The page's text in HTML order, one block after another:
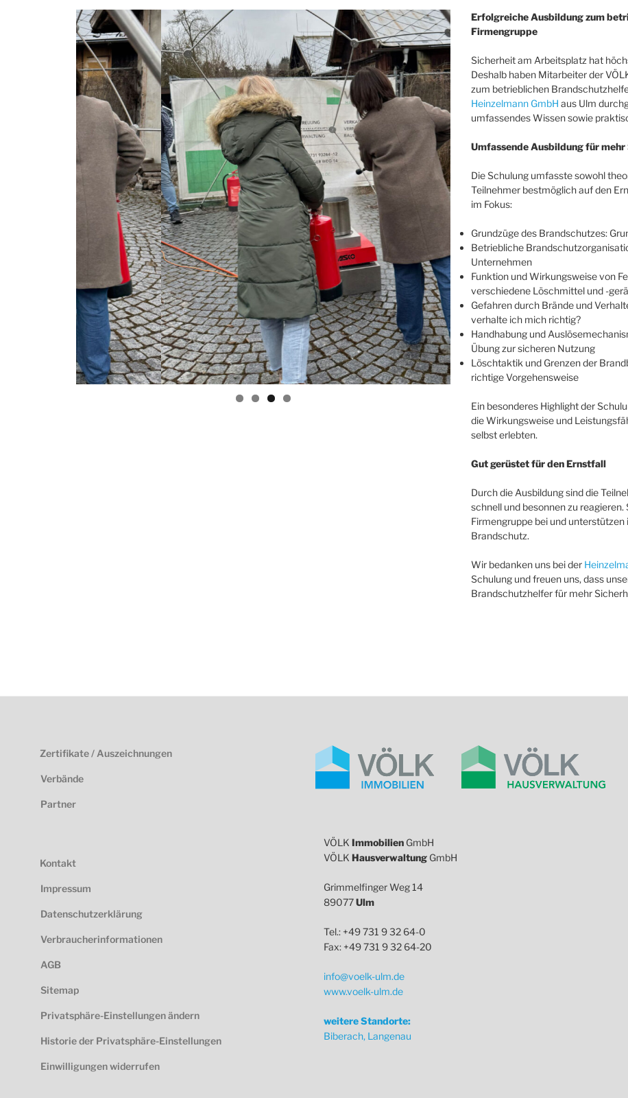
Erfolgreiche Ausbildung zum
Firmengruppe
Sicherheit am Arbeitsplatz hat
Deshalb haben Mitarbeiter der
zum betrieblichen
Heinzelmann GmbH aus Ulm
umfassendes Wissen sowie
Umfassende Ausbildung für
Die Schulung umfasste sowohl
Teilnehmer bestmöglich auf den
im Fokus:
Grundzüge des Brandschutzes:
Betriebliche
Unternehmen
Funktion und Wirkungsweise von
verschiedene Löschmittel und -
Gefahren durch Brände und
verhalte ich mich richtig?
Handhabung und
Übung zur sicheren Nutzung
Löschtaktik und Grenzen der
richtige Vorgehensweise
Ein besonderes Highlight der
die Wirkungsweise und
selbst erlebten.
Gut gerüstet für den Ernstfall
Durch die Ausbildung sind die
schnell und besonnen zu
Firmengruppe bei und
Brandschutz.
Wir bedanken uns bei der
Schulung und freuen uns, dass
Brandschutzhelfer für mehr
Zertifikate / Auszeichnungen
Verbände
Partner
Kontakt
Impressum
Datenschutzerklärung
Verbraucherinformationen
AGB
Sitemap
Privatsphäre-Einstellungen ändern
Historie der Privatsphäre-Einstellungen
Einwilligungen widerrufen
VÖLK Immobilien GmbH
VÖLK Hausverwaltung GmbH
Grimmelfinger Weg 14
89077Ulm
Tel.: +49 731 9 32 64-0
Fax: +49 731 9 32 64-20
info@voelk-ulm.de
www.voelk-ulm.de
weitere Standorte:
Biberach, Langenau